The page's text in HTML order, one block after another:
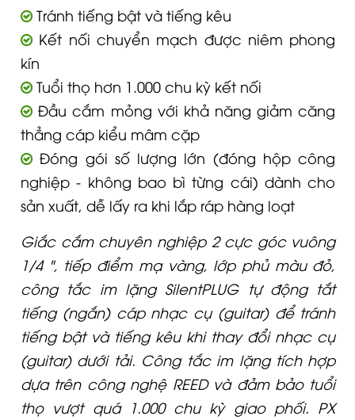
Tránh tiếng bật và tiếng kêu
Kết nối chuyển mạch được niêm phong
kín
Tuổi thọ hơn 1.000 chu kỳ kết nối
Đầu cắm mỏng với khả năng giảm căng
thẳng cáp kiểu mâm cặp
Đóng gói số lượng lớn (đóng hộp công
nghiệp - không bao bì từng cái) dành cho
sản xuất, dễ lấy ra khi lắp ráp hàng loạt
Giắc cắm chuyên nghiệp 2 cực góc vuông
1/4 ", tiếp điểm mạ vàng, lớp phủ màu đỏ,
công tắc im lặng SilentPLUG tự động tắt
tiếng (ngắn) cáp nhạc cụ (guitar) để tránh
tiếng bật và tiếng kêu khi thay đổi nhạc cụ
(guitar) dưới tải. Công tắc im lặng tích hợp
dựa trên công nghệ REED và đảm bảo tuổi
thọ vượt quá 1.000 chu kỳ giao phối. PX